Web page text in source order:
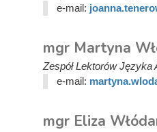
e-mail:
mgr Martyna
Zespół Lektorów Języka
e-mail:
mgr Eliza